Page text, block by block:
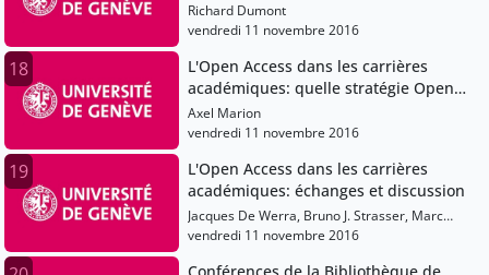
survol de quelques initiatives de
l'UdeM
Richard Dumont
vendredi 11 novembre 2016
18
L'Open Access dans les carrières
académiques: quelle stratégie Open
Access pour la Suisse?
Axel Marion
vendredi 11 novembre 2016
19
L'Open Access dans les carrières
académiques: échanges et discussion
Jacques De Werra, Bruno J. Strasser, Marc
Robinson-Rechavi, Richard Dumont, Axel
vendredi 11 novembre 2016